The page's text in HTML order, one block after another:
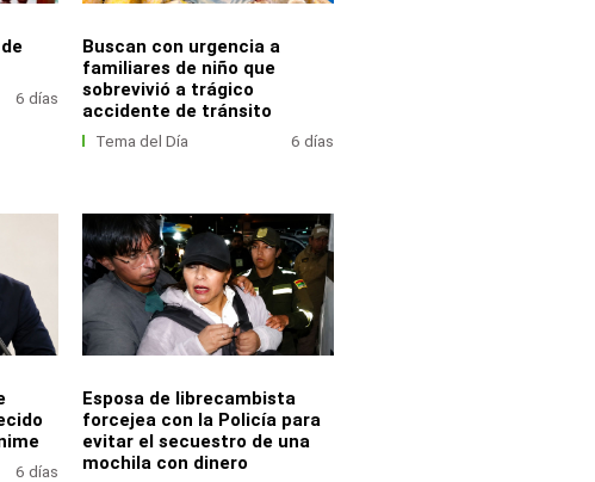
6 días
Buscan con urgencia a
familiares de niño que
sobrevivió a trágico
accidente de tránsito
Tema del Día 6 días
6 días
Esposa de librecambista
forcejea con la Policía para
evitar el secuestro de una
mochila con dinero